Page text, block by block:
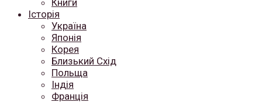
Книги
Історія
Україна
Японія
Корея
Близький Схід
Польща
Індія
Франція